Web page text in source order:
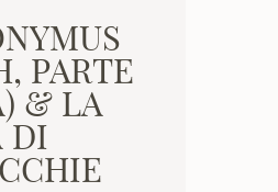
PARTE
& LA
DI